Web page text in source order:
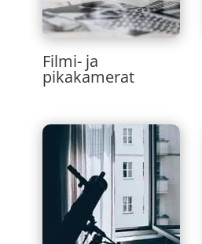
Filmi- ja
pikakamerat